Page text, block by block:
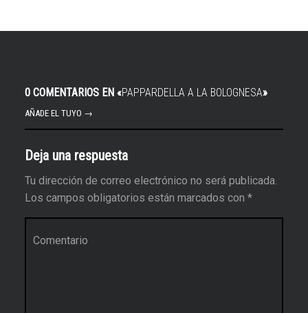
0 COMENTARIOS EN «PAPPARDELLA A LA BOLOGNESA»
AÑADE EL TUYO →
Deja una respuesta
Tu dirección de correo electrónico no será publicada.
Los campos obligatorios están marcados con *